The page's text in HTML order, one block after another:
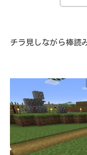
チラ見しながら棒読